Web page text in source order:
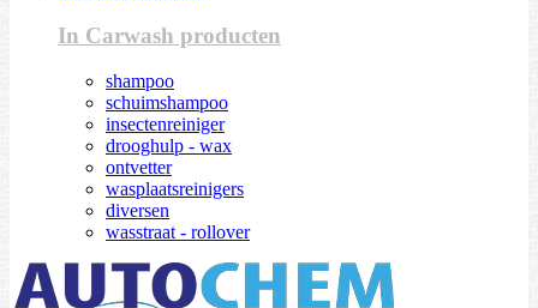
In Carwash producten
shampoo
schuimshampoo
insectenreiniger
drooghulp - wax
ontvetter
wasplaatsreinigers
diversen
wasstraat - rollover